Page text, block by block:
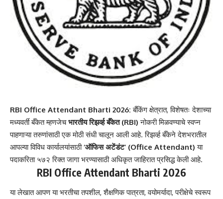
RBI Office Attendant Bharti 2026: बँकिंग क्षेत्रात, विशेषतः देशाच्या
मध्यवर्ती बँकेत म्हणजेचभारतीय रिझर्व्ह बँकेत (RBI) नोकरी मिळवण्याचे स्वप्न
पाहणाऱ्या तरुणांसाठी एक मोठी संधी चालून आली आहे. रिझर्व्ह बँकेने देशभरातील
आपल्या विविध कार्यालयांसाठी‘ऑफिस अटेंडंट’ (Office Attendant) या
पदाकरिता ५७२ रिक्त जागा भरण्यासाठी अधिकृत जाहिरात प्रसिद्ध केली आहे.
RBI Office Attendant Bharti 2026
या लेखात आपण या भरतीचा तपशील, शैक्षणिक पात्रता, वयोमर्यादा, परीक्षेचे स्वरूप